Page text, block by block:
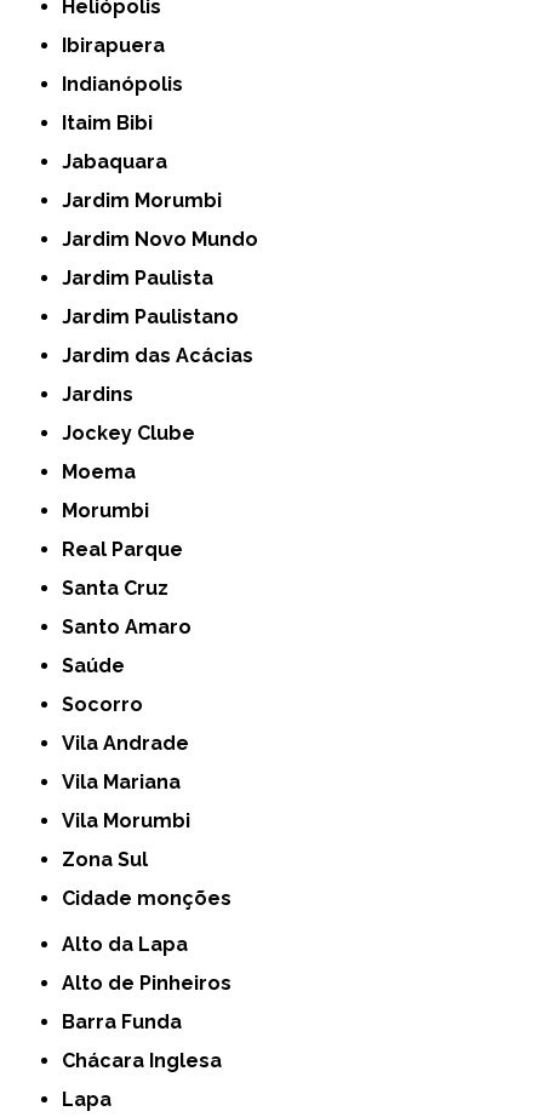
Heliópolis
Ibirapuera
Indianópolis
Itaim Bibi
Jabaquara
Jardim Morumbi
Jardim Novo Mundo
Jardim Paulista
Jardim Paulistano
Jardim das Acácias
Jardins
Jockey Clube
Moema
Morumbi
Real Parque
Santa Cruz
Santo Amaro
Saúde
Socorro
Vila Andrade
Vila Mariana
Vila Morumbi
Zona Sul
cidade monções
Alto da Lapa
Alto de Pinheiros
Barra Funda
Chácara Inglesa
Lapa